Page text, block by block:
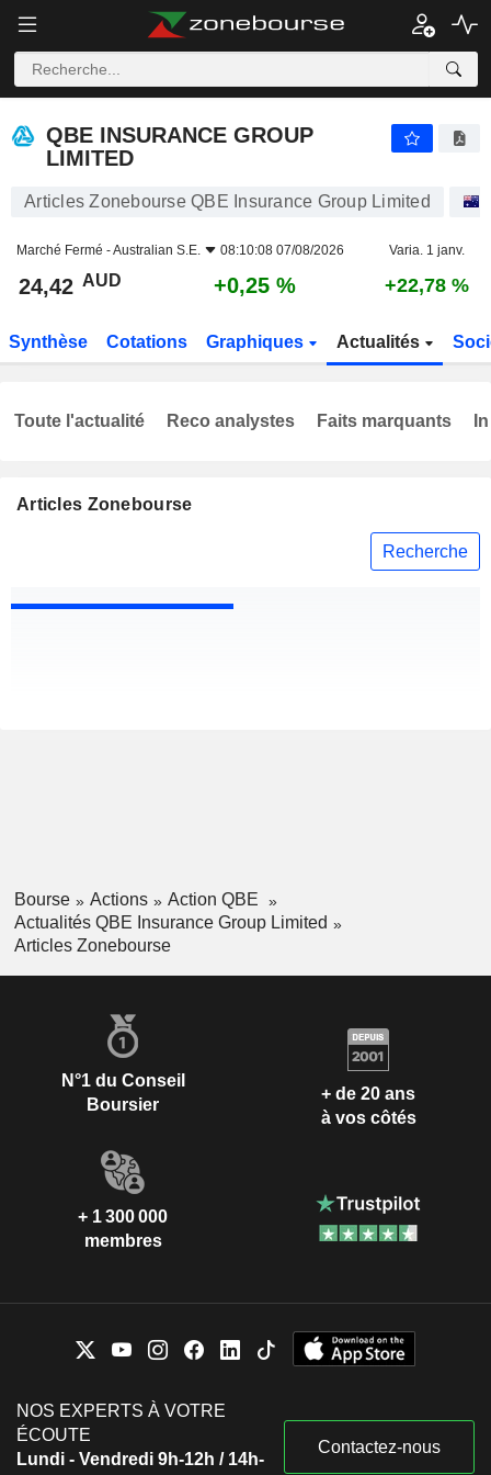
QBE INSURANCE GROUP
LIMITED
Articles Zonebourse QBE Insurance Group Limited
Marché Fermé -Australian S.E. 08:10:08 07/08/2026 Varia. 1 janv.
24,42 AUD +0,25 % +22,78 %
Synthèse Cotations Graphiques Actualités
Articles Zonebourse
Recherche
Toute l'actualité Reco analystes Faits marquants
Bourse Actions
Action QBE
Actualités QBE Insurance Group Limited
Articles Zonebourse
N°1 du Conseil
Boursier
+ de 20 ans
à vos côtés
+ 1 300 000
membres
NOS EXPERTS À VOTRE
ÉCOUTE
Lundi - Vendredi 9h-12h / 14h-
Contactez-nous